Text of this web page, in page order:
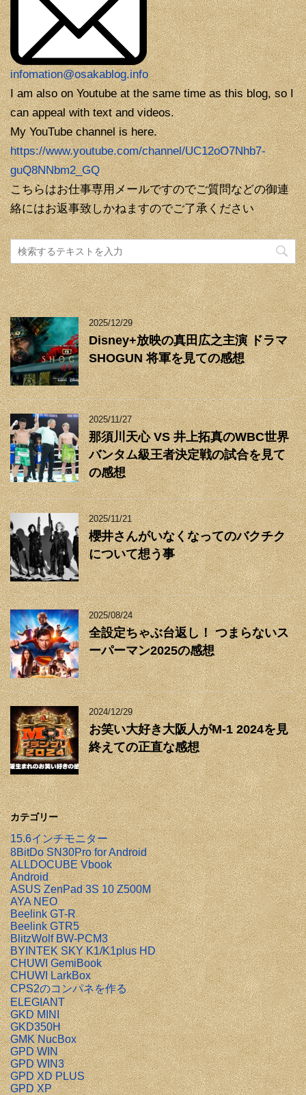
infomation@osakablog.info
I am also on Youtube at the same time as this blog, so I
can appeal with text and videos.
My YouTube channel is here.
https://www.youtube.com/channel/UC12oO7Nhb7-
guQ8NNbm2_GQ
こちらはお仕事専用メールですのでご質問などの御連
絡にはお返事致しかねますのでご了承ください
2025/12/29
Disney+放映の真田広之主演 ドラマ
SHOGUN 将軍を見ての感想
2025/11/27
那須川天心 VS 井上拓真のWBC世界
バンタム級王者決定戦の試合を見て
の感想
2025/11/21
櫻井さんがいなくなってのバクチク
について想う事
2025/08/24
全設定ちゃぶ台返し！ つまらないス
ーパーマン2025の感想
2024/12/29
お笑い大好き大阪人がM-1 2024を見
終えての正直な感想
カテゴリー
15.6インチモニター
8BitDo SN30Pro for Android
ALLDOCUBE Vbook
Android
ASUS ZenPad 3S 10 Z500M
AYA NEO
Beelink GT-R
Beelink GTR5
BlitzWolf BW-PCM3
BYINTEK SKY K1/K1plus HD
CHUWI GemiBook
CHUWI LarkBox
CPS2のコンパネを作る
ELEGIANT
GKD MINI
GKD350H
GMK NucBox
GPD WIN
GPD WIN3
GPD XD PLUS
GPD XP